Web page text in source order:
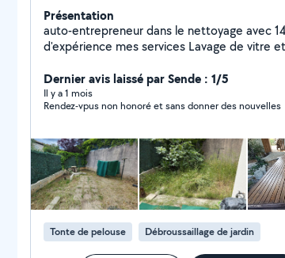
Présentation
auto-entrepreneur dans le nettoyage avec 14 ans
d'expérience mes services Lavage de vitre et véranda
chantier Nettoyage après déménagement Shampoing
moquette Auto Nettoyage intérieur aspiration
Nettoyage siège tapis Rénovation des phares Bricolage
Débroussaillage Paillage Nettoyage Disponible sur
Montpellier et ses alentours
Dernier avis laissé par Sende : 1/5
Il y a 1 mois
Rendez-vpus non honoré et sans donner des nouvelles
Tonte de pelouse Débroussaillage de jardin